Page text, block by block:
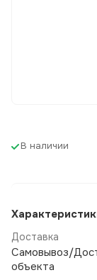
В наличии
Доставка
Самовывоз/
объекта